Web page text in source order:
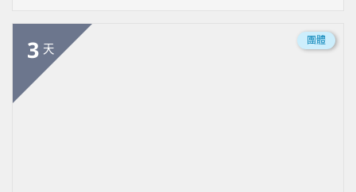
3 天
團體